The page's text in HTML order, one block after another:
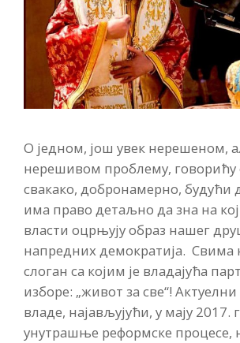
О једном, још увек нерешеном,
нерешивом проблему, говорићу
свакако, добронамерно, будући
има право детаљно да зна на
власти оцрњују образ нашег
напредних демократија. Свима
слоган са којим је владајућа
изборе: „живот за све“!
владе, најављујући, у мају 2017.
унутрашње реформске процесе,